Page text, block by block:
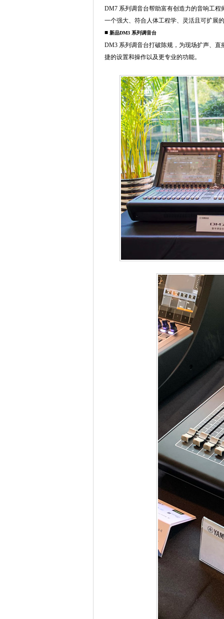
DM7 系列调音台帮助富有创造力的音响工
一个强大、符合人体工程学、灵活且可扩展
■ 新品DM3 系列调音台
DM3 系列调音台打破陈规，为现场扩声、
捷的设置和操作以及更专业的功能。